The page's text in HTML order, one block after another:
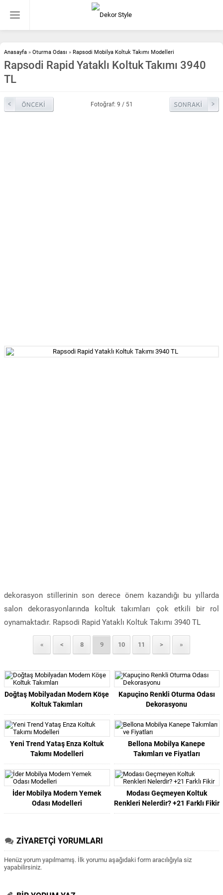
Anasayfa » Oturma Odası » Rapsodi Mobilya Koltuk Takımı Modelleri
Rapsodi Rapid Yataklı Koltuk Takımı 3940
TL
Fotoğraf: 9 / 51
dekorasyon stillerinin son derece önem kazandığı bu yıllarda
salon dekorasyonlarında koltuk takımları çok etkili bir rol
oynamaktadır. Rapsodi Rapid Yataklı Koltuk Takımı 3940 TL
« < 8 9 10 11 > »
Doğtaş Mobilyadan Modern Köşe
Koltuk Takımları
Kapuçino Renkli Oturma Odası
Dekorasyonu
Yeni Trend Yataş Enza Koltuk
Takımı Modelleri
Bellona Mobilya Kanepe
Takımları ve Fiyatları
İder Mobilya Modern Yemek
Odası Modelleri
Modası Geçmeyen Koltuk
Renkleri Nelerdir? +21 Farklı Fikir
ZİYARETÇİ YORUMLARI
Henüz yorum yapılmamış. İlk yorumu aşağıdaki form aracılığıyla siz
yapabilirsiniz.